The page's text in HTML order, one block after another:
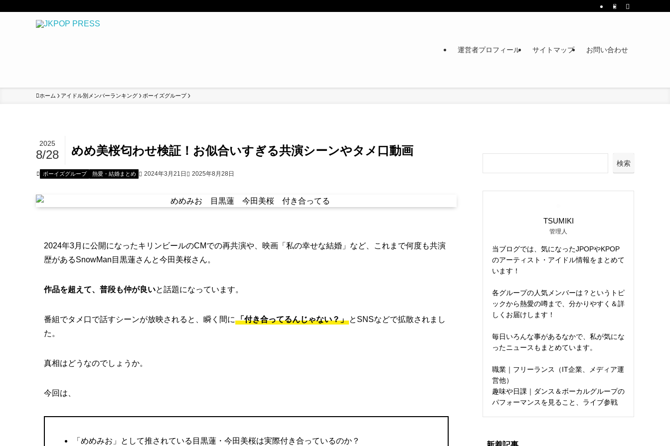
運営者プロフィール サイトマップ お問い合わせ
ホーム アイドル別メンバーランキング ボーイズグループ
めめ美桜匂わせ検証！お似合いすぎる共演シーンやタメ口動画
2025
8/28
ボーイズグループ 熱愛・結婚まとめ 2024年3月21日 2025年8月28日
2024年3月に公開になったキリンビールのCMでの再共演や、映画「私の幸せな結婚」など、これまで何度も共演
歴があるSnowMan目黒蓮さんと今田美桜さん。
作品を超えて、普段も仲が良いと話題になっています。
番組でタメ口で話すシーンが放映されると、瞬く間に 「付き合ってるんじゃない？」 とSNSなどで拡散されまし
た。
真相はどうなのでしょうか。
今回は、
「めめみお」として推されている目黒蓮・今田美桜は実際付き合っているのか？
検索
TSUMIKI
管理人
当ブログでは、気になったJPOPやKPOP
のアーティスト・アイドル情報をまとめて
います！
各グループの人気メンバーは？というトピ
ックから熱愛の噂まで、分かりやすく＆詳
しくお届けします！
毎日いろんな事があるなかで、私が気にな
ったニュースもまとめています。
職業｜フリーランス（IT企業、メディア運
営他）
趣味や日課｜ダンス＆ボーカルグループの
パフォーマンスを見ること、ライブ参戦